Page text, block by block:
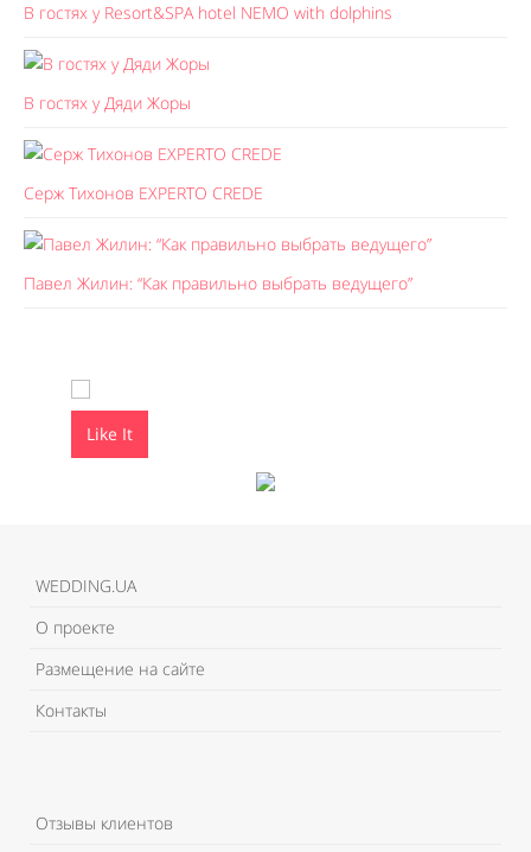
В гостях у Resort&SPA hotel NEMO with dolphins
В гостях у Дяди Жоры
Серж Тихонов EXPERTO CREDE
Павел Жилин: “Как правильно выбрать ведущего”
Like It
WEDDING.UA
О проекте
Размещение на сайте
Контакты
Отзывы клиентов